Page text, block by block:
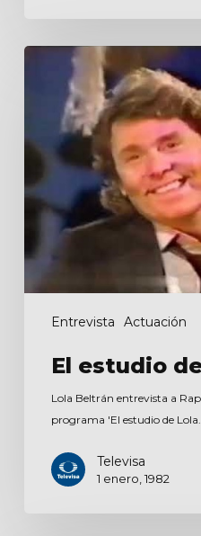
Entrevista Actuación
El
estudio
Beltrán
El estudio
Lola Beltrán entrevista a
programa 'El estudio de
Televisa
1 enero, 1982